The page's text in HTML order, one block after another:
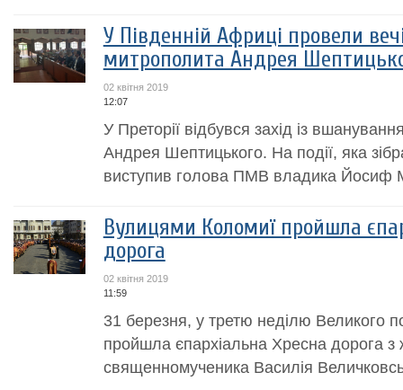
У Південній Африці провели
митрополита Андрея
02 квітня 2019
12:07
У Преторії відбувся захід із
Андрея Шептицького. На події, яка
виступив голова ПМВ владика Йосиф
Вулицями Коломиї пройшла
дорога
02 квітня 2019
11:59
31 березня, у третю неділю Великого
пройшла єпархіальна Хресна дорога
священномученика Василія